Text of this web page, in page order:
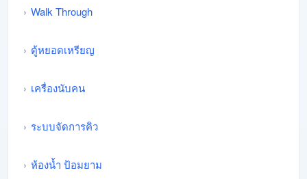
Walk Through
ตู้หยอดเหรียญ
เครื่องนับคน
ระบบจัดการคิว
ห้องน้ำ ป้อมยาม